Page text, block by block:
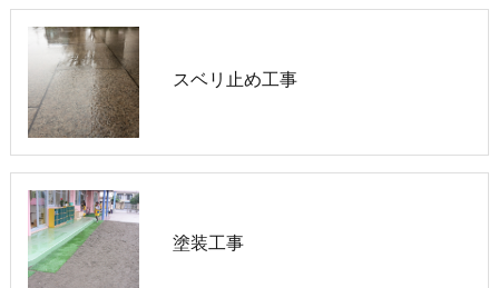
スベリ止め工事
塗装工事